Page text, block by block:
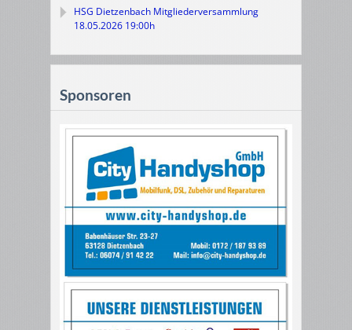
HSG Dietzenbach Mitgliederversammlung
18.05.2026 19:00h
Sponsoren